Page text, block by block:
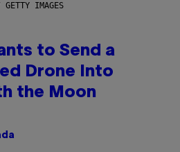
IMAGES
to Send a
Drone Into
the Moon